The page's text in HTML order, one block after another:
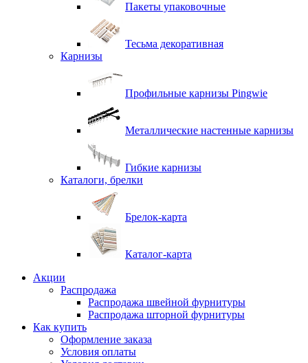
Пакеты упаковочные
Тесьма декоративная
Карнизы
Профильные карнизы Pingwie
Металлические настенные карнизы
Гибкие карнизы
Каталоги, брелки
Брелок-карта
Каталог-карта
Акции
Распродажа
Распродажа швейной фурнитуры
Распродажа шторной фурнитуры
Как купить
Оформление заказа
Условия оплаты